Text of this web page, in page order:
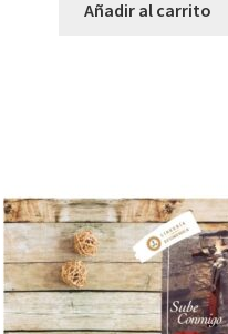
Añadir al carrito